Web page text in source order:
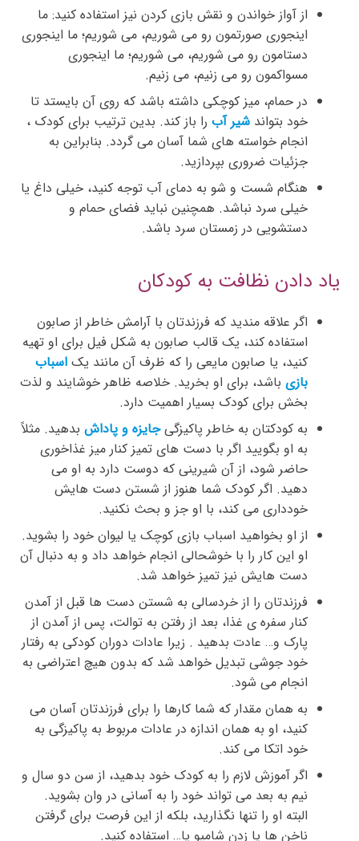
از آواز خواندن و نقش بازی کردن نیز استفاده کنید: ما
اینجوری صورتمون رو می شوریم، می شوریم؛ ما اینجوری
دستامون رو می شوریم، می شوریم؛ ما اینجوری
مسواکمون رو می زنیم، می زنیم.
در حمام، میز کوچکی داشته باشد که روی آن بایستد تا
خود بتواند شیر آب را باز کند. بدین ترتیب برای کودک ،
انجام خواسته های شما آسان می گردد. بنابراین به
جزئیات ضروری بپردازید.
هنگام شست و شو به دمای آب توجه کنید، خیلی داغ یا
خیلی سرد نباشد. همچنین نباید فضای حمام و
دستشویی در زمستان سرد باشد.
یاد دادن نظافت به کودکان
اگر علاقه مندید که فرزندتان با آرامش خاطر از صابون
استفاده کند، یک قالب صابون به شکل فیل برای او تهیه
کنید، یا صابون مایعی را که ظرف آن مانند یک اسباب
بازی باشد، برای او بخرید. خلاصه ظاهر خوشایند و لذت
بخش برای کودک بسیار اهمیت دارد.
به کودکتان به خاطر پاکیزگیجایزه و پاداش بدهید. مثلاً
به او بگویید اگر با دست های تمیز کنار میز غذاخوری
حاضر شود، از آن شیرینی که دوست دارد به او می
دهید. اگر کودک شما هنوز از شستن دست هایش
خودداری می کند، با او جز و بحث نکنید.
از او بخواهید اسباب بازی کوچک یا لیوان خود را بشوید.
او این کار را با خوشحالی انجام خواهد داد و به دنبال آن
دست هایش نیز تمیز خواهد شد.
فرزندتان را از خردسالی به شستن دست ها قبل از آمدن
کنار سفره ی غذا، بعد از رفتن به توالت، پس از آمدن از
پارک و… عادت بدهید . زیرا عادات دوران کودکی به رفتار
خود جوشی تبدیل خواهد شد که بدون هیچ اعتراضی به
انجام می شود.
به همان مقدار که شما کارها را برای فرزندتان آسان می
کنید، او به همان اندازه در عادات مربوط به پاکیزگی به
خود اتکا می کند.
اگر آموزش لازم را به کودک خود بدهید، از سن دو سال و
نیم به بعد می تواند خود را به آسانی در وان بشوید.
البته او را تنها نگذارید، بلکه از این فرصت برای گرفتن
ناخن ها یا زدن شامپو یا… استفاده کنید.